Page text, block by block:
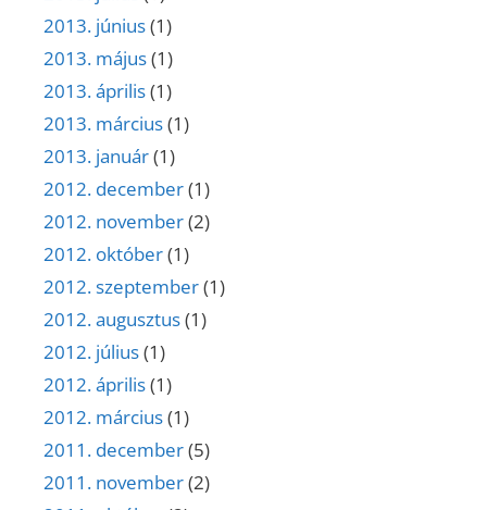
2013. június(1)
2013. május(1)
2013. április(1)
2013. március(1)
2013. január(1)
2012. december(1)
2012. november(2)
2012. október(1)
2012. szeptember(1)
2012. augusztus(1)
2012. július(1)
2012. április(1)
2012. március(1)
2011. december(5)
2011. november(2)